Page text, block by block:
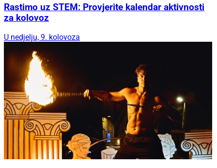
Rastimo uz STEM: Provjerite kalendar aktivnosti
za kolovoz
U nedjelju, 9. kolovoza